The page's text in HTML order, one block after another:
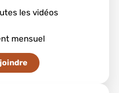
les vidéos
mensuel